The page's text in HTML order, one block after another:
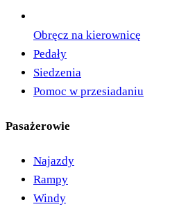
Obręcz na kierownicę
Pedały
Siedzenia
Pomoc w przesiadaniu
Pasażerowie
Najazdy
Rampy
Windy